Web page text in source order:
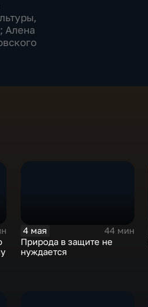
Алена
4 мая
44 мин
Природа в защите не
нуждается